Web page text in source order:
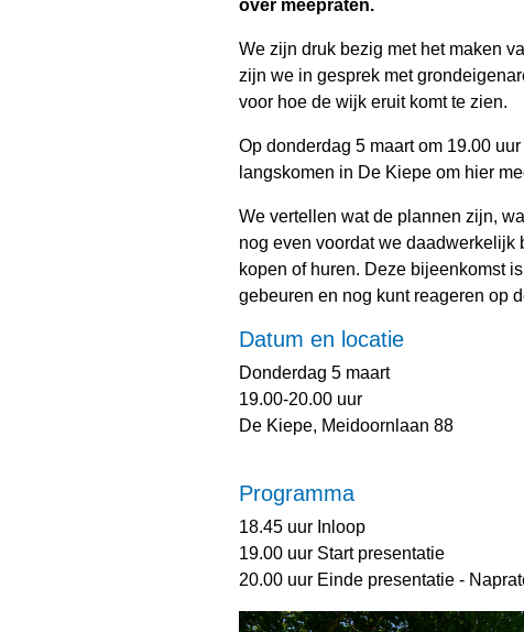
over meepraten.
We zijn druk bezig met het maken
zijn we in gesprek met
voor hoe de wijk eruit komt te zien.
Op donderdag 5 maart om 19.00
langskomen in De Kiepe om hier
We vertellen wat de plannen zijn,
nog even voordat we
kopen of huren. Deze bijeenkomst
gebeuren en nog kunt reageren op
Datum en locatie
Donderdag 5 maart
19.00-20.00 uur
De Kiepe, Meidoornlaan 88
Programma
18.45 uur Inloop
19.00 uur Start presentatie
20.00 uur Einde presentatie -